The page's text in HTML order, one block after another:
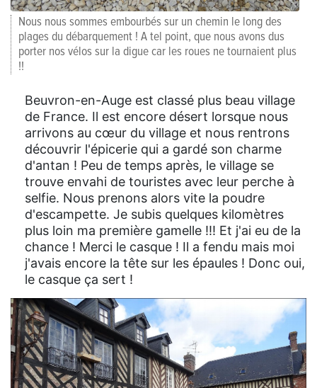
Nous nous sommes embourbés sur un chemin le long des
plages du débarquement ! A tel point, que nous avons dus
porter nos vélos sur la digue car les roues ne tournaient plus
!!
Beuvron-en-Auge est classé plus beau village
de France. Il est encore désert lorsque nous
arrivons au cœur du village et nous rentrons
découvrir l'épicerie qui a gardé son charme
d'antan ! Peu de temps après, le village se
trouve envahi de touristes avec leur perche à
selfie. Nous prenons alors vite la poudre
d'escampette. Je subis quelques kilomètres
plus loin ma première gamelle !!! Et j'ai eu de la
chance ! Merci le casque ! Il a fendu mais moi
j'avais encore la tête sur les épaules ! Donc oui,
le casque ça sert !